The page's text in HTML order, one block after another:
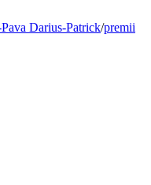
Darius-Patrick/premii